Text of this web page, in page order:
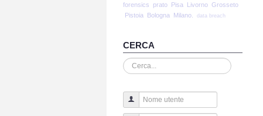
forensics
prato Pisa Livorno Grosseto
Pistoia
Bologna Milano. data breach
CERCA
Cerca...
Nome utente